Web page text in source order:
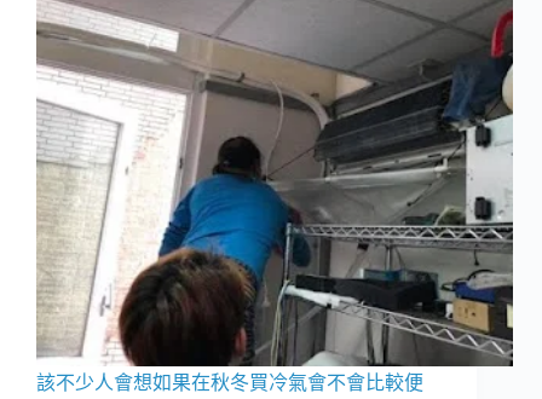
一
次?
該不少人會想如果在秋冬買冷氣會不會比較便